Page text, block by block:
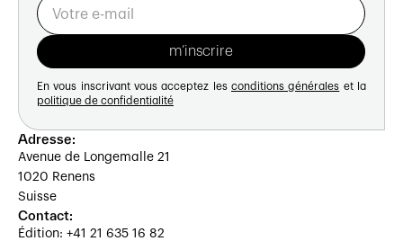
En vous inscrivant vous acceptez les conditions générales et la
politique de confidentialité
Adresse:
Avenue de Longemalle 21
1020 Renens
Suisse
Contact:
Édition: +41 21 635 16 82